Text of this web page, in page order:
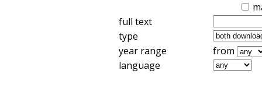
full text
type
year range
from
language